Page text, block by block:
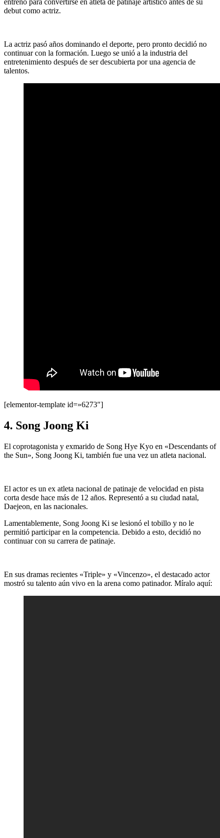
entrenó para convertirse en atleta de patinaje artístico antes de su
debut como actriz.
La actriz pasó años dominando el deporte, pero pronto decidió no
continuar con la formación. Luego se unió a la industria del
entretenimiento después de ser descubierta por una agencia de
talentos.
[elementor-template id=»6273″]
4. Song Joong Ki
El coprotagonista y exmarido de Song Hye Kyo en «Descendants of
the Sun», Song Joong Ki, también fue una vez un atleta nacional.
El actor es un ex atleta nacional de patinaje de velocidad en pista
corta desde hace más de 12 años. Representó a su ciudad natal,
Daejeon, en las nacionales.
Lamentablemente, Song Joong Ki se lesionó el tobillo y no le
permitió participar en la competencia. Debido a esto, decidió no
continuar con su carrera de patinaje.
En sus dramas recientes «Triple» y «Vincenzo», el destacado actor
mostró su talento aún vivo en la arena como patinador. Míralo aquí: